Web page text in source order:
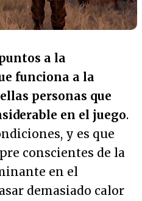
a la
funciona a la
personas que
en el juego.
y es que
conscientes de la
en el
demasiado calor